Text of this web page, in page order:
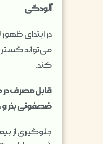
آلودگی
در ابتدای
می‌تواند
کند.
قابل مصرف در
ضدعفونی بذر
جلوگیری از